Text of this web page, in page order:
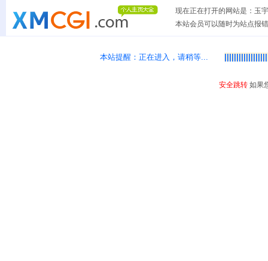
现在正在打开的网站是：玉
本站会员可以随时为站点报